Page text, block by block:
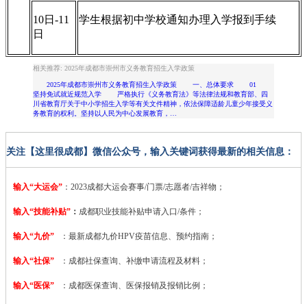
10日-11
日
学生根据初中学校通知办理入学报到手续
相关推荐: 2025年成都市崇州市义务教育招生入学政策
2025年成都市崇州市义务教育招生入学政策 一、总体要求 01
坚持免试就近规范入学 严格执行《义务教育法》等法律法规和教育部、四
川省教育厅关于中小学招生入学等有关文件精神，依法保障适龄儿童少年接受义
务教育的权利。坚持以人民为中心发展教育，…
关注【这里很成都】微信公众号，输入关键词获得最新的相关信息：
输入“大运会” ：2023成都大运会赛事/门票/志愿者/吉祥物；
输入“技能补贴” ： 成都职业技能补贴申请入口/条件；
输入“九价” ：最新成都九价HPV疫苗信息、预约指南；
输入“社保” ：成都社保查询、补缴申请流程及材料；
输入“医保” ：成都医保查询、医保报销及报销比例；